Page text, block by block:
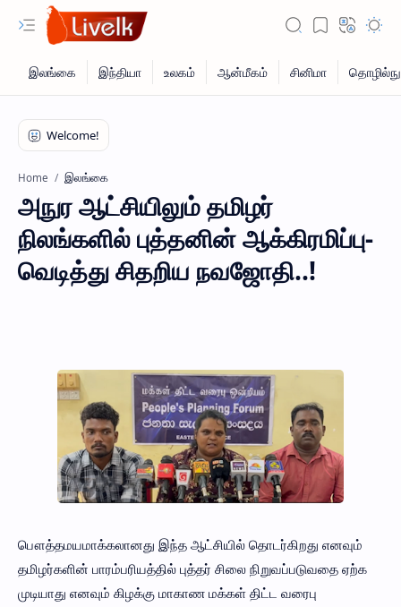
Home இலங்கை
அநுர ஆட்சியிலும் தமிழர்
நிலங்களில் புத்தனின் ஆக்கிரமிப்பு-
வெடித்து சிதறிய நவஜோதி..!
பௌத்தமயமாக்கலானது இந்த ஆட்சியில் தொடர்கிறது எனவும்
தமிழர்களின் பாரம்பரியத்தில் புத்தர் சிலை நிறுவப்படுவதை ஏற்க
முடியாது எனவும் கிழக்கு மாகாண மக்கள் திட்ட வரைபு